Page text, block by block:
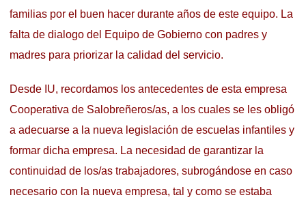
familias por el buen hacer durante años de este equipo. La
falta de dialogo del Equipo de Gobierno con padres y
madres para priorizar la calidad del servicio.
Desde IU, recordamos los antecedentes de esta empresa
Cooperativa de Salobreñeros/as, a los cuales se les obligó
a adecuarse a la nueva legislación de escuelas infantiles y
formar dicha empresa. La necesidad de garantizar la
continuidad de los/as trabajadores, subrogándose en caso
necesario con la nueva empresa, tal y como se estaba